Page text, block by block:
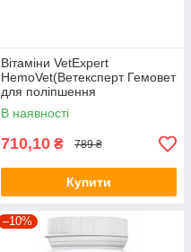
Вітаміни VetExpert
HemoVet(Ветексперт Гемовет
для поліпшення
кровотворення у собак і
кішок) 60 табл.
В наявності
710,10 ₴ 789 ₴
Купити
–10%